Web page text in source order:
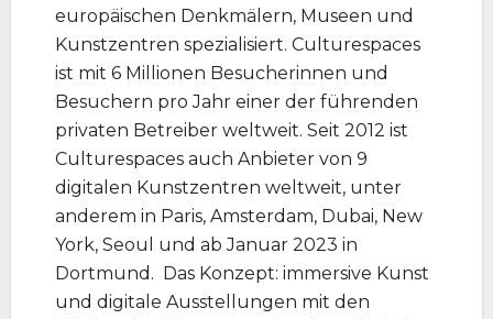
europäischen Denkmälern, Museen und
Kunstzentren spezialisiert. Culturespaces
ist mit 6 Millionen Besucherinnen und
Besuchern pro Jahr einer der führenden
privaten Betreiber weltweit. Seit 2012 ist
Culturespaces auch Anbieter von 9
digitalen Kunstzentren weltweit, unter
anderem in Paris, Amsterdam, Dubai, New
York, Seoul und ab Januar 2023 in
Dortmund. Das Konzept: immersive Kunst
und digitale Ausstellungen mit den